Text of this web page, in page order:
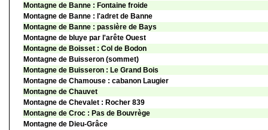
Montagne de Banne : Fontaine froide
Montagne de Banne : l'adret de Banne
Montagne de Banne : passière de Bays
Montagne de bluye par l'arête Ouest
Montagne de Boisset : Col de Bodon
Montagne de Buisseron (sommet)
Montagne de Buisseron : Le Grand Bois
Montagne de Chamouse : cabanon Laugier
Montagne de Chauvet
Montagne de Chevalet : Rocher 839
Montagne de Croc : Pas de Bouvrège
Montagne de Dieu-Grâce